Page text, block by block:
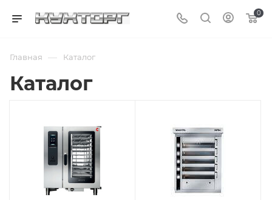
0
Главная — Каталог
Каталог